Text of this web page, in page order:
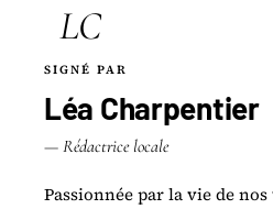
LC
SIGNÉ PAR
Léa Charpentier
— Rédactrice locale
Passionnée par la vie de